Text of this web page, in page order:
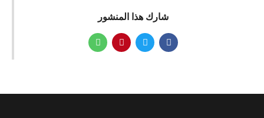
شارك هذا المنشور